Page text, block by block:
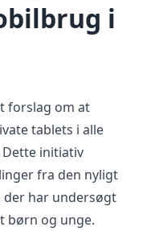
i
forslag om at
tablets i alle
initiativ
fra den nyligt
der har undersøgt
børn og unge.